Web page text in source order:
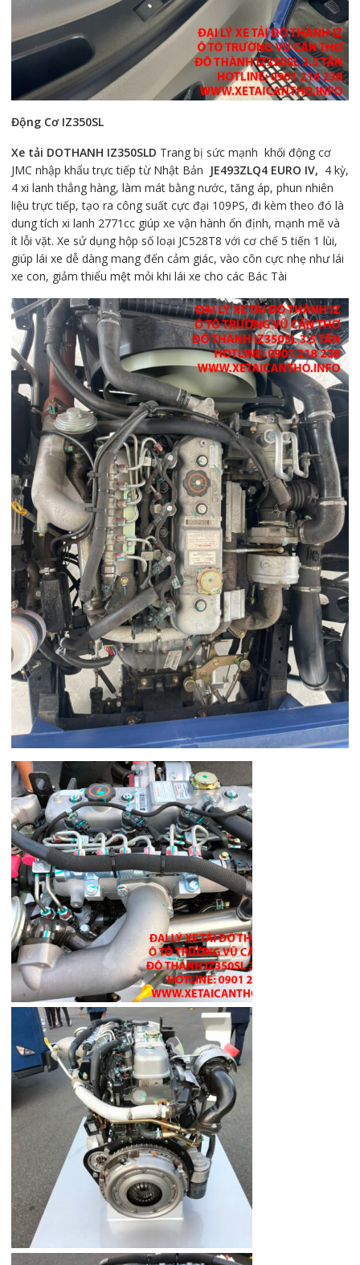
Động Cơ IZ350SL
Xe tải DOTHANH IZ350SLD Trang bị sức mạnh khối động cơ
JMC nhập khẩu trực tiếp từ Nhật Bản JE493ZLQ4 EURO IV, 4 kỳ,
4 xi lanh thẳng hàng, làm mát bằng nước, tăng áp, phun nhiên
liệu trực tiếp, tạo ra công suất cực đại 109PS, đi kèm theo đó là
dung tích xi lanh 2771cc giúp xe vận hành ổn định, mạnh mẽ và
ít lỗi vặt. Xe sử dụng hộp số loại JC528T8 với cơ chế 5 tiến 1 lùi,
giúp lái xe dễ dàng mang đến cảm giác, vào côn cực nhẹ như lái
xe con, giảm thiểu mệt mỏi khi lái xe cho các Bác Tài